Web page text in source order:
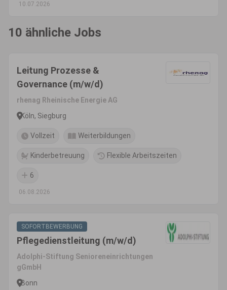
10.07.2026
10 ähnliche Jobs
Leitung Prozesse &
Governance (m/w/d)
rhenag Rheinische Energie AG
Köln, Siegburg
Vollzeit Weiterbildungen
Kinderbetreuung Flexible Arbeitszeiten
6
06.08.2026
SOFORTBEWERBUNG
Pflegedienstleitung (m/w/d)
Adolphi-Stiftung Senioreneinrichtungen
gGmbH
Bonn